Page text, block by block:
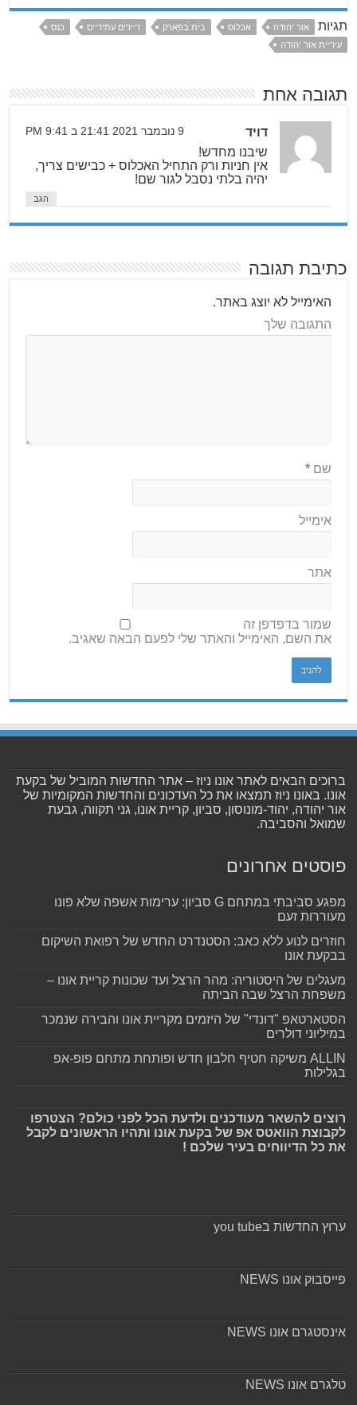
תגיות אור יהודה אכלוס בית בפארק דיירים עתידיים
כנס
עיריית אור יהודה
תגובה אחת
דויד 9 נובמבר 2021 21:41 ב 9:41 PM
שיבנו מחדש!
אין חניות ורק התחיל האכלוס + כבישים צריך,
יהיה בלתי נסבל לגור שם!
הגב
כתיבת תגובה
האימייל לא יוצג באתר.
התגובה שלך
שם*
אימייל
אתר
שמור בדפדפן זה
את השם, האימייל והאתר שלי לפעם הבאה שאגיב.
ברוכים הבאים לאתר אונו ניוז – אתר החדשות המוביל של בקעת
אונו. באונו ניוז תמצאו את כל העדכונים והחדשות המקומיות של
אור יהודה, יהוד-מונוסון, סביון, קריית אונו, גני תקווה, גבעת
שמואל והסביבה.
פוסטים אחרונים
מפגע סביבתי במתחם G סביון: ערימות אשפה שלא פונו
מעוררות זעם
חוזרים לנוע ללא כאב: הסטנדרט החדש של רפואת השיקום
בבקעת אונו
מעגלים של היסטוריה: מהר הרצל ועד שכונות קריית אונו –
משפחת הרצל שבה הביתה
הסטארטאפ "דונדי" של היזמים מקריית אונו והבירה שנמכר
במיליוני דולרים
ALLIN משיקה חטיף חלבון חדש ופותחת מתחם פופ-אפ
בגלילות
רוצים להשאר מעודכנים ולדעת הכל לפני כולם? הצטרפו
לקבוצת הוואטס אפ של בקעת אונו ותהיו הראשונים לקבל
את כל הדיווחים בעיר שלכם !
ערוץ החדשות בyou tube
פייסבוק אונו NEWS
אינסטגרם אונו NEWS
טלגרם אונו NEWS